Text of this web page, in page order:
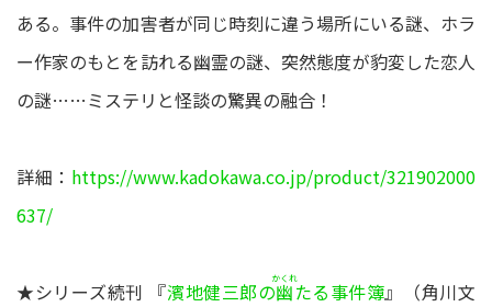
ある。事件の加害者が同じ時刻に違う場所にいる謎、ホラ
ー作家のもとを訪れる幽霊の謎、突然態度が豹変した恋人
の謎……ミステリと怪談の驚異の融合！
詳細： https://www.kadokawa.co.jp/product/321902000
637/
★シリーズ続刊 『濱地健三郎の幽
かくれたる事件簿』（角川文